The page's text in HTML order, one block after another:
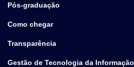
Pós-graduação
Como chegar
Transparência
Gestão de Tecnologia da Informação